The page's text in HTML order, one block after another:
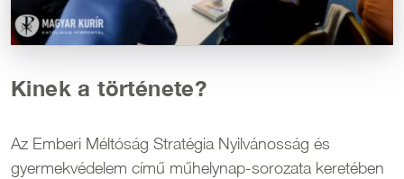
Kinek a története?
Az Emberi Méltóság Stratégia Nyilvánosság és
gyermekvédelem című műhelynap-sorozata keretében